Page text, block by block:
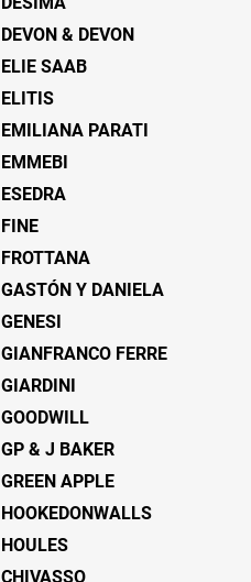
DEVON & DEVON
ELIE SAAB
ELITIS
EMILIANA PARATI
EMMEBI
ESEDRA
FINE
FROTTANA
GASTÓN Y DANIELA
GENESI
GIANFRANCO FERRE
GIARDINI
GOODWILL
GP & J BAKER
GREEN APPLE
HOOKEDONWALLS
HOULES
CHIVASSO